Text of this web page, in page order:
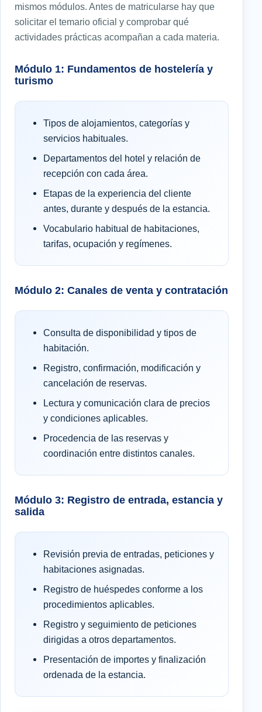
mismos módulos. Antes de matricularse hay que
solicitar el temario oficial y comprobar qué
actividades prácticas acompañan a cada materia.
Módulo 1: Fundamentos de hostelería y
turismo
Tipos de alojamientos, categorías y
servicios habituales.
Departamentos del hotel y relación de
recepción con cada área.
Etapas de la experiencia del cliente
antes, durante y después de la estancia.
Vocabulario habitual de habitaciones,
tarifas, ocupación y regímenes.
Módulo 2: Canales de venta y contratación
Consulta de disponibilidad y tipos de
habitación.
Registro, confirmación, modificación y
cancelación de reservas.
Lectura y comunicación clara de precios
y condiciones aplicables.
Procedencia de las reservas y
coordinación entre distintos canales.
Módulo 3: Registro de entrada, estancia y
salida
Revisión previa de entradas, peticiones y
habitaciones asignadas.
Registro de huéspedes conforme a los
procedimientos aplicables.
Registro y seguimiento de peticiones
dirigidas a otros departamentos.
Presentación de importes y finalización
ordenada de la estancia.